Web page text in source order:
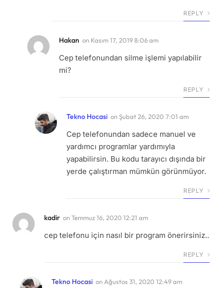
REPLY
Hakan on Kasım 17, 2019 8:06 am
Cep telefonundan silme işlemi yapılabilir
mi?
REPLY
Tekno Hocasi onŞubat 26, 2020 7:01 am
Cep telefonundan sadece manuel ve
yardımcı programlar yardımıyla
yapabilirsin. Bu kodu tarayıcı dışında bir
yerde çalıştırman mümkün görünmüyor.
REPLY
kadir onTemmuz 16, 2020 12:21 am
cep telefonu için nasıl bir program önerirsiniz..
REPLY
Tekno Hocasi onAğustos 31, 2020 12:49 am